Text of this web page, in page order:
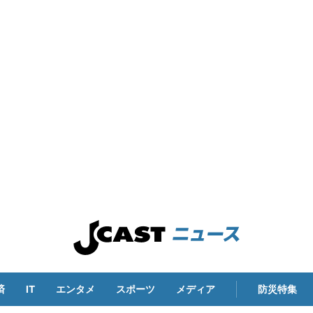
IT エンタメ スポーツ メディア 防災特集